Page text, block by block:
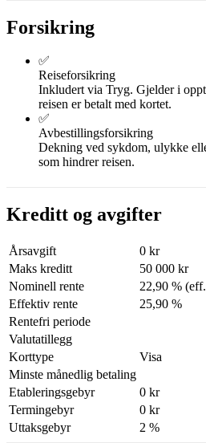
Forsikring
✅
Reiseforsikring
Inkludert via Tryg. Gjelder i
reisen er betalt med kortet.
✅
Avbestillingsforsikring
Dekning ved sykdom, ulykke
som hindrer reisen.
Kreditt og avgifter
Årsavgift
0 kr
Maks kreditt
50 000 kr
Nominell rente
22,90 %
Effektiv rente
25,90 %
Rentefri periode
Valutatillegg
Korttype
Visa
Minste månedlig betaling
Etableringsgebyr
0 kr
Termingebyr
0 kr
Uttaksgebyr
2 %